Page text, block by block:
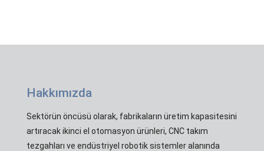
Hakkımızda
Sektörün öncüsü olarak, fabrikaların üretim kapasitesini
artıracak ikinci el otomasyon ürünleri, CNC takım
tezgahları ve endüstriyel robotik sistemler alanında